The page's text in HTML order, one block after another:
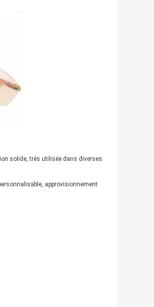
solide, très utilisée dans diverses
approvisionnement